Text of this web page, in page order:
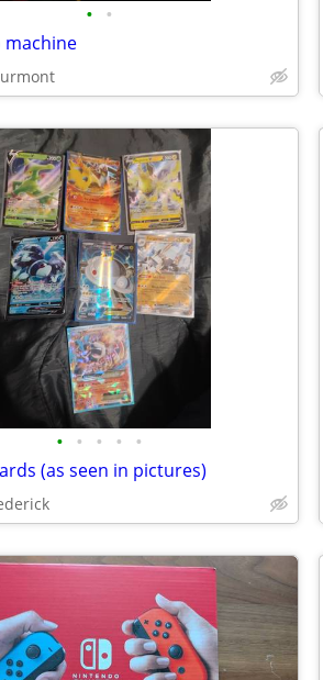
• •
machine
• • • • •
(as seen in pictures)